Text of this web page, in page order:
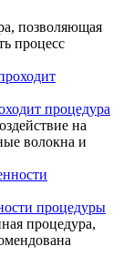
позволяющая
процесс
процедура
на
волокна и
процедуры
процедура,